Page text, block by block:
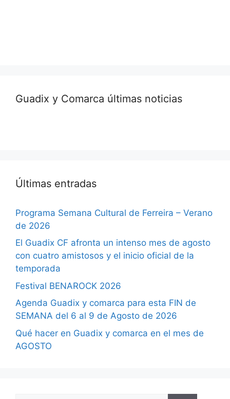
Guadix y Comarca últimas noticias
Últimas entradas
Programa Semana Cultural de Ferreira – Verano
de 2026
El Guadix CF afronta un intenso mes de agosto
con cuatro amistosos y el inicio oficial de la
temporada
Festival BENAROCK 2026
Agenda Guadix y comarca para esta FIN de
SEMANA del 6 al 9 de Agosto de 2026
Qué hacer en Guadix y comarca en el mes de
AGOSTO